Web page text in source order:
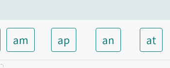
am ap an at